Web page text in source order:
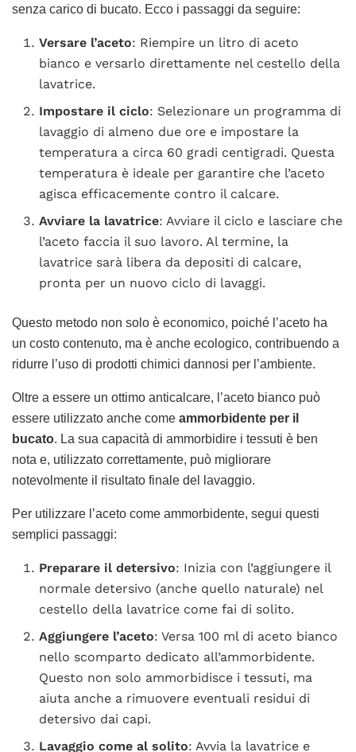
senza carico di bucato. Ecco i passaggi da seguire:
Versare l’aceto: Riempire un litro di aceto
bianco e versarlo direttamente nel cestello della
lavatrice.
Impostare il ciclo: Selezionare un programma di
lavaggio di almeno due ore e impostare la
temperatura a circa 60 gradi centigradi. Questa
temperatura è ideale per garantire che l’aceto
agisca efficacemente contro il calcare.
Avviare la lavatrice: Avviare il ciclo e lasciare che
l’aceto faccia il suo lavoro. Al termine, la
lavatrice sarà libera da depositi di calcare,
pronta per un nuovo ciclo di lavaggi.
Questo metodo non solo è economico, poiché l’aceto ha
un costo contenuto, ma è anche ecologico, contribuendo a
ridurre l’uso di prodotti chimici dannosi per l’ambiente.
Oltre a essere un ottimo anticalcare, l’aceto bianco può
essere utilizzato anche come ammorbidente per il
bucato. La sua capacità di ammorbidire i tessuti è ben
nota e, utilizzato correttamente, può migliorare
notevolmente il risultato finale del lavaggio.
Per utilizzare l’aceto come ammorbidente, segui questi
semplici passaggi:
Preparare il detersivo: Inizia con l’aggiungere il
normale detersivo (anche quello naturale) nel
cestello della lavatrice come fai di solito.
Aggiungere l’aceto: Versa 100 ml di aceto bianco
nello scomparto dedicato all’ammorbidente.
Questo non solo ammorbidisce i tessuti, ma
aiuta anche a rimuovere eventuali residui di
detersivo dai capi.
Lavaggio come al solito: Avvia la lavatrice e